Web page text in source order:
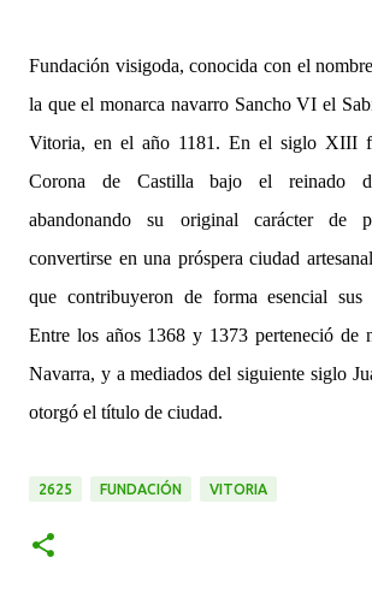
Fundación visigoda, conocida con el
la que el monarca navarro Sancho VI el
Vitoria, en el año 1181. En el siglo XIII
Corona de Castilla bajo el reinado
abandonando su original carácter de
convertirse en una próspera ciudad
que contribuyeron de forma esencial sus
Entre los años 1368 y 1373 perteneció de
Navarra, y a mediados del siguiente siglo
otorgó el título de ciudad.
2625 FUNDACIÓN VITORIA